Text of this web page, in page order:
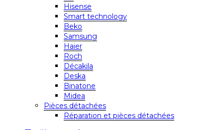
Hisense
Smart technology
Beko
Samsung
Haier
Roch
Décakila
Deska
Binatone
Midea
Pièces détachées
Réparation et pièces détachées